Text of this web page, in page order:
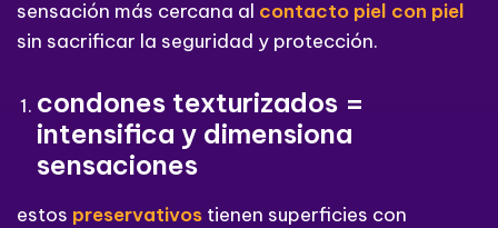
sensación más cercana al contacto piel con piel
sin sacrificar la seguridad y protección.
condones texturizados =
intensifica y dimensiona
sensaciones
estos preservativos tienen superficies con